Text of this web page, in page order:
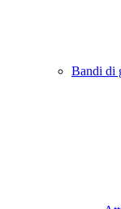
Bandi di